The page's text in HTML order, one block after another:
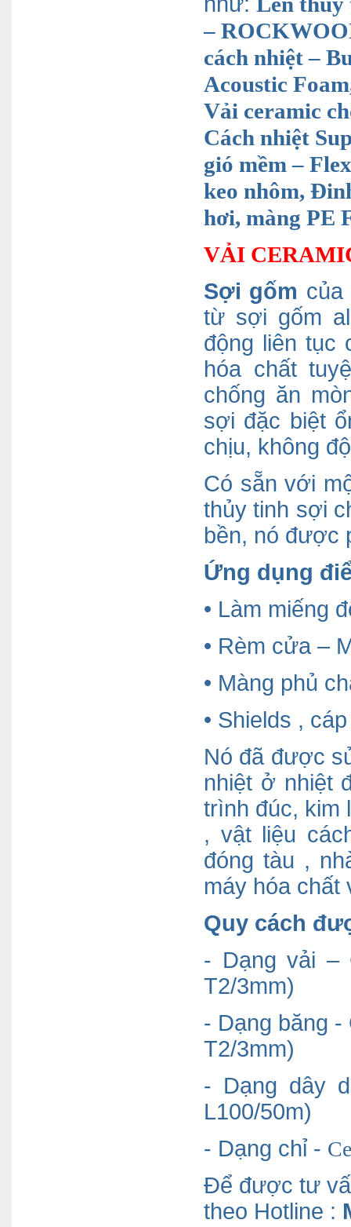
–
cách nhiệt –
Acoustic
Vải ceramic
Cách nhiệt
gió mềm –
keo nhôm,
hơi, màng PE
VẢI
Sợi gốm của
từ sợi gốm
động liên tục
hóa chất
chống ăn
sợi đặc biệt
chịu, không
Có sẵn với
thủy tinh sợi
bền, nó được
Ứng dụng
• Làm miếng
• Rèm cửa –
• Màng phủ
• Shields ,
Nó đã được
nhiệt ở nhiệt
trình đúc, kim
, vật liệu
đóng tàu ,
máy hóa chất
Quy cách
- Dạng vải –
T2/3mm)
- Dạng băng -
T2/3mm)
- Dạng dây
L100/50m)
- Dạng chỉ -
Để được tư
theo Hotline :